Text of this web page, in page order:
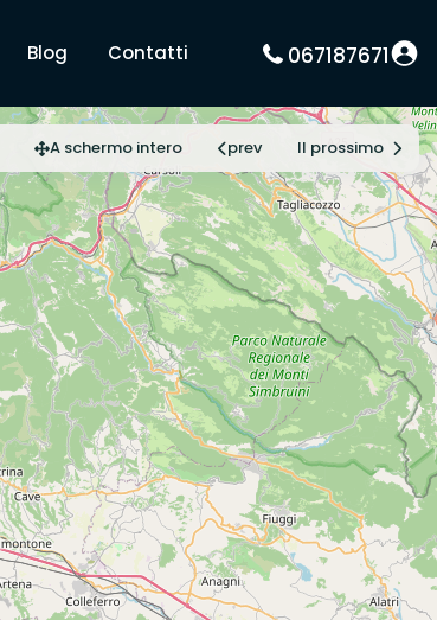
Blog Contatti 067187671
A schermo intero prev Il prossimo